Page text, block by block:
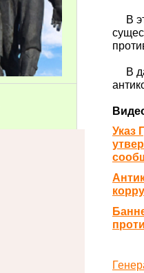
В
В
Указ